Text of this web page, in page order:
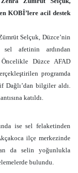
KOBİ’lere acil destek
Selçuk, Düzce’nin
afetinin ardından
Düzce AFAD
programda
Dağlı’dan bilgiler aldı.
katıldı.
ise sel felaketinden
ilçe merkezinde
da selin yoğunlukla
bulundu.